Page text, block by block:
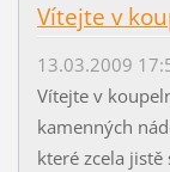
Vítejte v
13.03.2009
Vítejte v
kamenných
které zcela